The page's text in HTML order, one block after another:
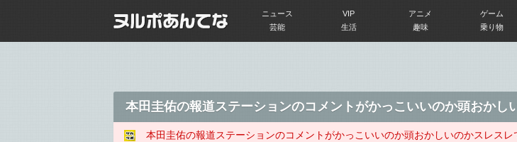
ニュース VIP アニメ ゲーム
芸能
生活 趣味 乗り物
本田圭佑の報道ステーションのコメントがかっこいいのか頭おかし
本田圭佑の報道ステーションのコメントがかっこいいのか頭おかしいのかスレスレ